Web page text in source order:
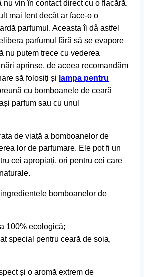
nu vin în contact direct cu o flacără.
mai lent decât ar face-o o
parfumul. Aceasta îi dâ astfel
parfumul fără să se evapore
nu putem trece cu vederea
aprinse, de aceea recomandăm
să folosiți și lampa pentru
cu bomboanele de ceară
parfum sau cu unul
de viață a bomboanelor de
lor de parfumare. Ele pot fi un
cei apropiați, ori pentru cei care
bomboanelor de
100% ecologică;
special pentru ceară de soia,
și o aromă extrem de